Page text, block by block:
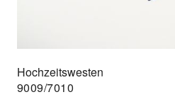
Hochzeitswesten
9009/7010